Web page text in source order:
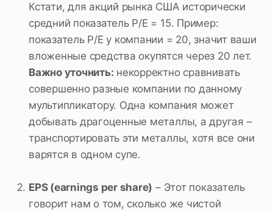
Кстати, для акций рынка США исторически
средний показатель P/E = 15. Пример:
показатель Р/Е у компании = 20, значит ваши
вложенные средства окупятся через 20 лет.
Важно уточнить: некорректно сравнивать
совершенно разные компании по данному
мультипликатору. Одна компания может
добывать драгоценные металлы, а другая –
транспортировать эти металлы, хотя все они
варятся в одном супе.
EPS (earnings per share) – Этот показатель
говорит нам о том, сколько же чистой